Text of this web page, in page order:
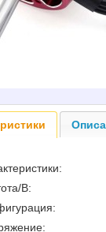
В: